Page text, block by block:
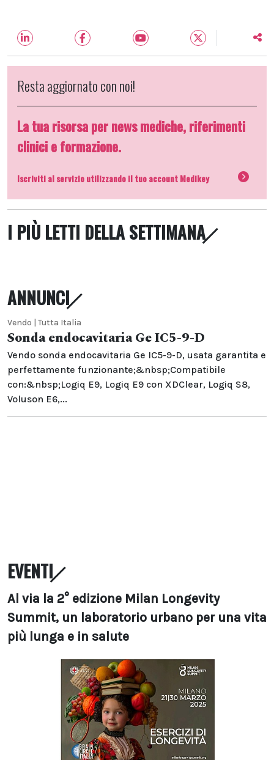
Resta aggiornato con noi!
La tua risorsa per news mediche, riferimenti
clinici e formazione.
Iscriviti al servizio utilizzando il tuo account Medikey
I PIÙ LETTI DELLA SETTIMANA
ANNUNCI
Vendo | Tutta Italia
Sonda endocavitaria Ge IC5-9-D
Vendo sonda endocavitaria Ge IC5-9-D, usata garantita e
perfettamente funzionante;&nbsp;Compatibile
con:&nbsp;Logiq E9, Logiq E9 con XDClear, Logiq S8,
Voluson E6,...
EVENTI
Al via la 2° edizione Milan Longevity
Summit, un laboratorio urbano per una vita
più lunga e in salute